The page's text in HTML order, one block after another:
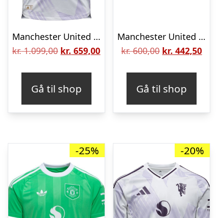
Manchester United Udebanetrøje 2025/26 Authentic – adidas, størrelse Large
kr.1.099,00 Den
var:
kr. 1.099,00.
kr. 659,00Den
kr. 659,00.
Gå til shop
Manchester United home jersey 2010/11 – Nikolajsen 06-L
kr.600,00 Den
var:
kr. 600,00.
kr. 442,50Den
kr.
Gå til shop
-25% -20%